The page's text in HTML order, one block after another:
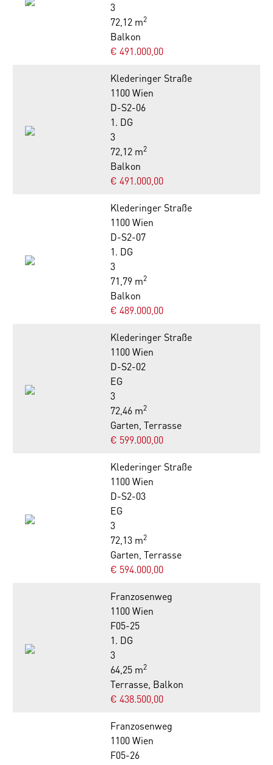
3
72,12 m2
Balkon
€ 491.000,00
Klederinger Straße
1100 Wien
D-S2-06
1. DG
3
72,12 m2
Balkon
€ 491.000,00
Klederinger Straße
1100 Wien
D-S2-07
1. DG
3
71,79 m2
Balkon
€ 489.000,00
Klederinger Straße
1100 Wien
D-S2-02
EG
3
72,46 m2
Garten, Terrasse
€ 599.000,00
Klederinger Straße
1100 Wien
D-S2-03
EG
3
72,13 m2
Garten, Terrasse
€ 594.000,00
Franzosenweg
1100 Wien
F05-25
1. DG
3
64,25 m2
Terrasse, Balkon
€ 438.500,00
Franzosenweg
1100 Wien
F05-26